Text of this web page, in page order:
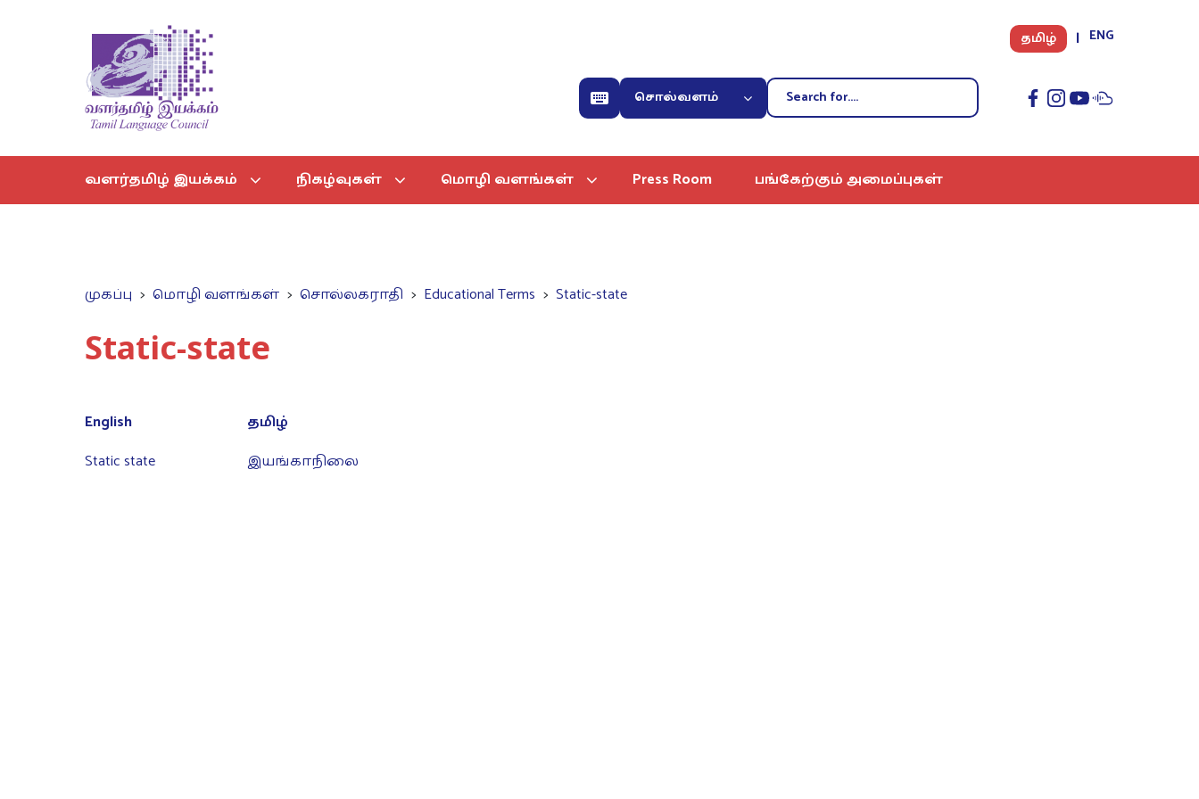
தமிழ் ENG
சொல்வளம்
வளர்தமிழ் இயக்கம் நிகழ்வுகள் மொழி வளங்கள் Press Room பங்கேற்கும் அமைப்புகள்
முகப்பு மொழி வளங்கள் சொல்லகராதி Educational Terms Static-state
Static-state
English
தமிழ்
Static state
இயங்காநிலை